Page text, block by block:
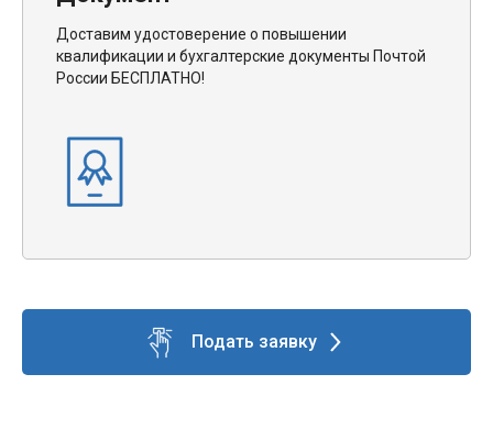
Доставим удостоверение о повышении
квалификации и бухгалтерские документы Почтой
России БЕСПЛАТНО!
Подать заявку